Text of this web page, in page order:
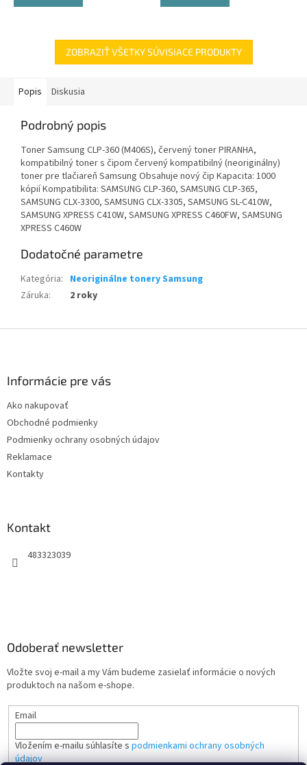
ZOBRAZIŤ VŠETKY SÚVISIACE PRODUKTY
Popis Diskusia
Podrobný popis
Toner Samsung CLP-360 (M406S), červený toner PIRANHA,
kompatibilný toner s čipom červený kompatibilný (neoriginálny)
toner pre tlačiareň Samsung Obsahuje nový čip Kapacita: 1000
kópií Kompatibilita: SAMSUNG CLP-360, SAMSUNG CLP-365,
SAMSUNG CLX-3300, SAMSUNG CLX-3305, SAMSUNG SL-C410W,
SAMSUNG XPRESS C410W, SAMSUNG XPRESS C460FW, SAMSUNG
XPRESS C460W
Dodatočné parametre
Kategória: Neoriginálne tonery Samsung
Záruka: 2 roky
Informácie pre vás
Ako nakupovať
Obchodné podmienky
Podmienky ochrany osobných údajov
Reklamace
Kontakty
Kontakt
483323039
Odoberať newsletter
Vložte svoj e-mail a my Vám budeme zasielať informácie o nových
produktoch na našom e-shope.
Email
Vložením e-mailu súhlasíte s podmienkami ochrany osobných
údajov